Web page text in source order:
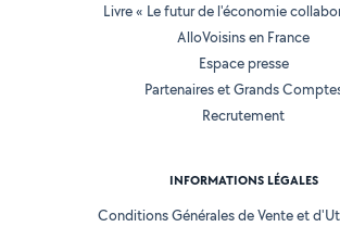
Livre « Le futur de l'économie
AlloVoisins en France
Espace presse
Partenaires et Grands
Recrutement
INFORMATIONS LÉGALES
Conditions Générales de Vente et